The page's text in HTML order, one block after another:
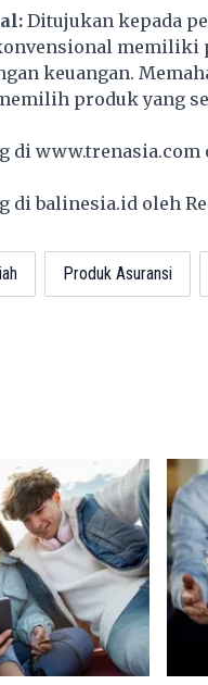
Ditujukan kepada
memiliki
keuangan.
produk yang
di www.trenasia.com
dibalinesia.id oleh
Produk Asuransi